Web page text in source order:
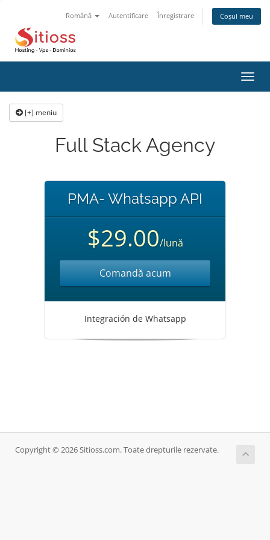
Română Autentificare Înregistrare Coșul meu
[+] meniu
Full Stack Agency
PMA- Whatsapp API
$29.00/lună
Comandă acum
Integración de Whatsapp
Copyright © 2026 Sitioss.com. Toate drepturile rezervate.